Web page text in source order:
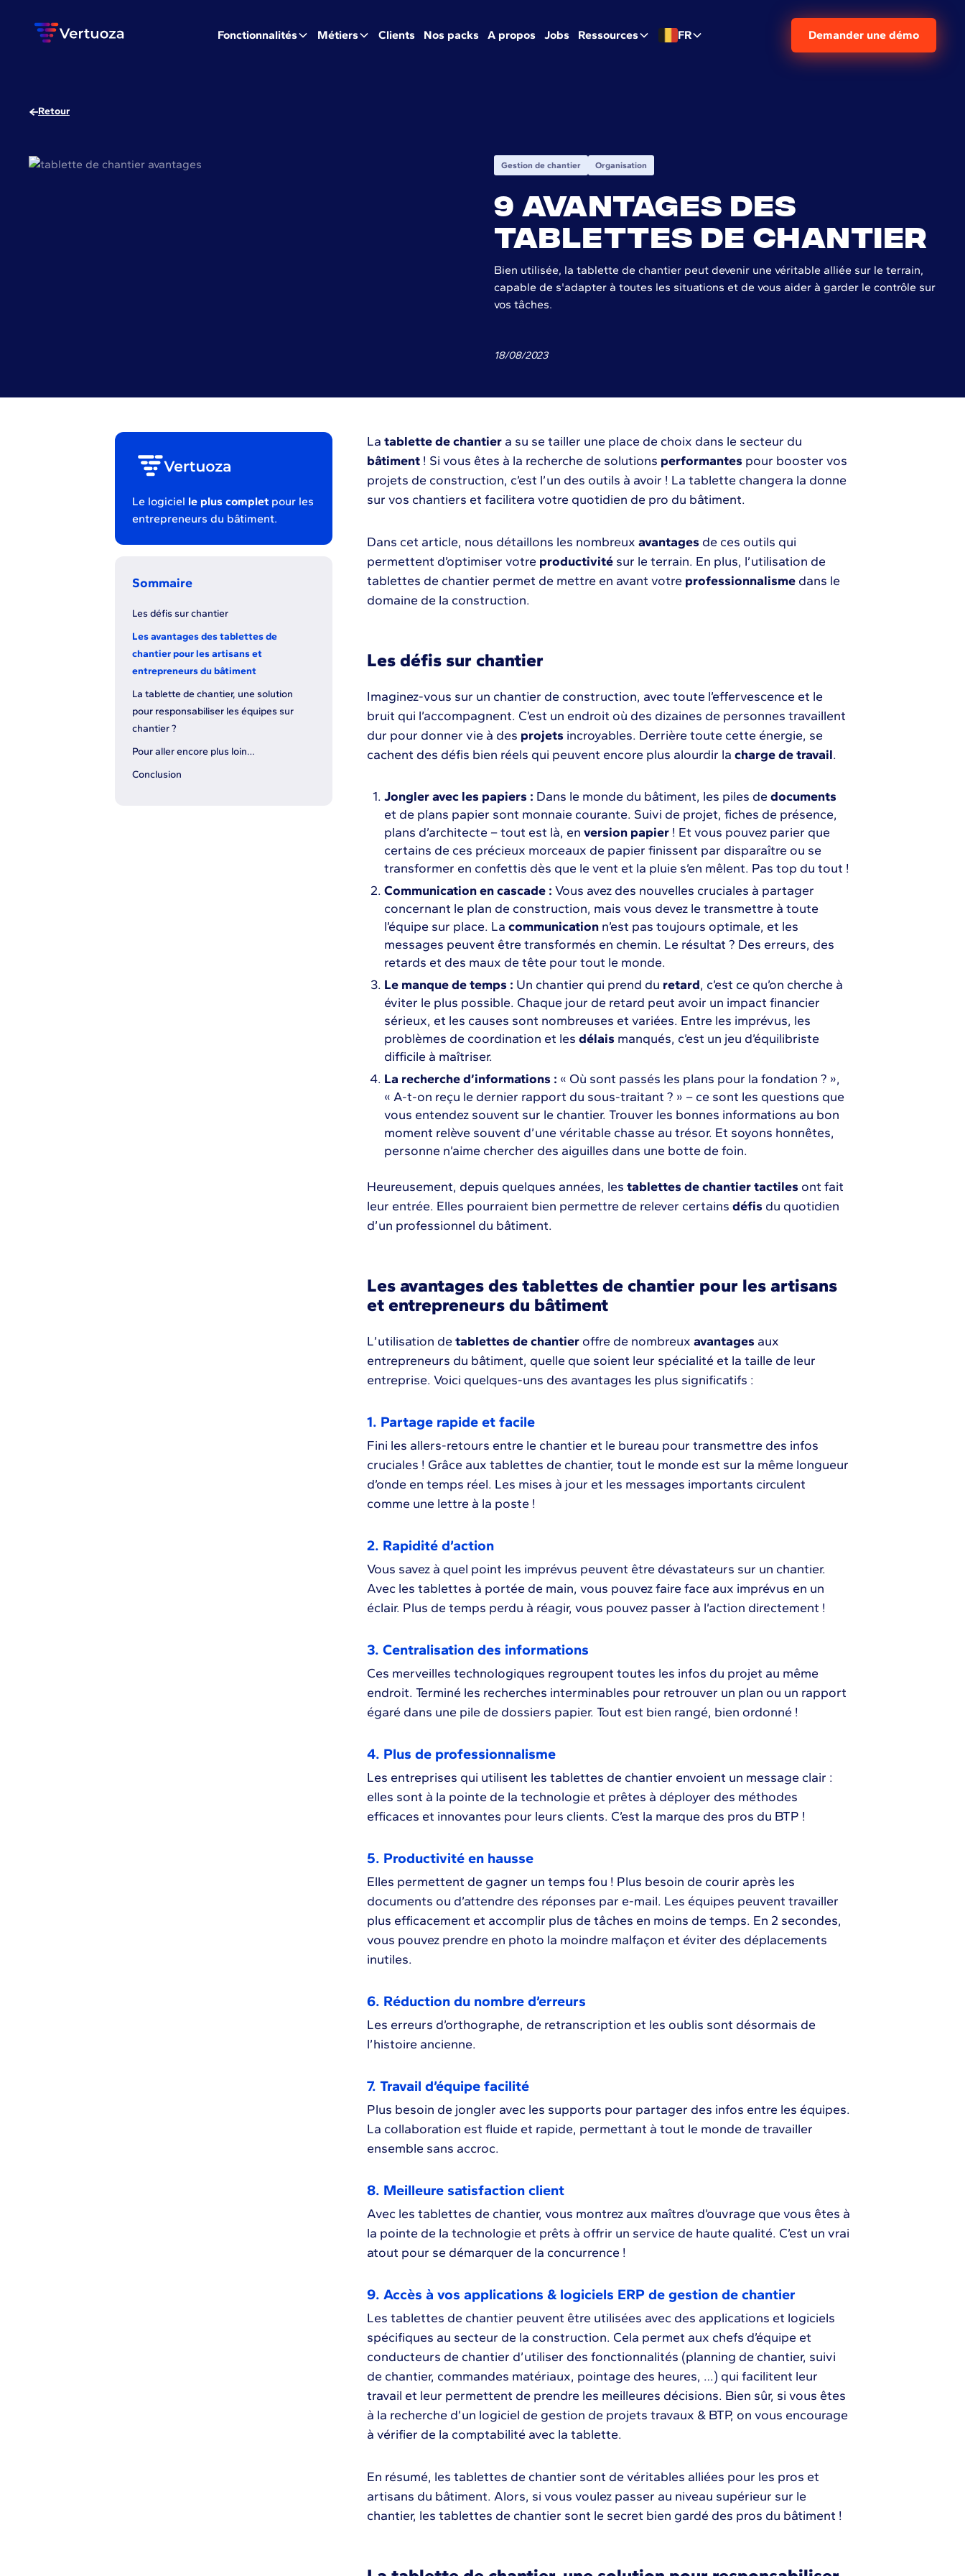
Fonctionnalités Métiers Clients Nos packs A propos Jobs Ressources FR Demander une démo
Retour
Gestion de chantier Organisation
9 avantages des
tablettes de chantier
Bien utilisée, la tablette de chantier peut devenir une véritable alliée sur le terrain,
capable de s'adapter à toutes les situations et de vous aider à garder le contrôle sur
vos tâches.
18/08/2023
Le logiciel le plus complet pour les
entrepreneurs du bâtiment.
Sommaire
Les défis sur chantier
Les avantages des tablettes de
chantier pour les artisans et
entrepreneurs du bâtiment
La tablette de chantier, une solution
pour responsabiliser les équipes sur
chantier ?
Pour aller encore plus loin…
Conclusion
La tablette de chantiera su se tailler une place de choix dans le secteur du
bâtiment! Si vous êtes à la recherche de solutions performantes pour booster vos
projets de construction, c’est l’un des outils à avoir ! La tablette changera la donne
sur vos chantiers et facilitera votre quotidien de pro du bâtiment.
Dans cet article, nous détaillons les nombreux avantages de ces outils qui
permettent d’optimiser votre productivitésur le terrain. En plus, l’utilisation de
tablettes de chantier permet de mettre en avant votre professionnalismedans le
domaine de la construction.
Les défis sur chantier
Imaginez-vous sur un chantier de construction, avec toute l’effervescence et le
bruit qui l’accompagnent. C’est un endroit où des dizaines de personnes travaillent
dur pour donner vie à des projets incroyables. Derrière toute cette énergie, se
cachent des défis bien réels qui peuvent encore plus alourdir la charge de travail.
Jongler avec les papiers : Dans le monde du bâtiment, les piles de documents
et de plans papier sont monnaie courante. Suivi de projet, fiches de présence,
plans d’architecte – tout est là, en version papier! Et vous pouvez parier que
certains de ces précieux morceaux de papier finissent par disparaître ou se
transformer en confettis dès que le vent et la pluie s’en mêlent. Pas top du tout !
Communication en cascade : Vous avez des nouvelles cruciales à partager
concernant le plan de construction, mais vous devez le transmettre à toute
l’équipe sur place. La communicationn’est pas toujours optimale, et les
messages peuvent être transformés en chemin. Le résultat ? Des erreurs, des
retards et des maux de tête pour tout le monde.
Le manque de temps : Un chantier qui prend du retard, c’est ce qu’on cherche à
éviter le plus possible. Chaque jour de retard peut avoir un impact financier
sérieux, et les causes sont nombreuses et variées. Entre les imprévus, les
problèmes de coordination et les délais manqués, c’est un jeu d’équilibriste
difficile à maîtriser.
La recherche d’informations : « Où sont passés les plans pour la fondation ? »,
« A-t-on reçu le dernier rapport du sous-traitant ? » – ce sont les questions que
vous entendez souvent sur le chantier. Trouver les bonnes informations au bon
moment relève souvent d’une véritable chasse au trésor. Et soyons honnêtes,
personne n’aime chercher des aiguilles dans une botte de foin.
Heureusement, depuis quelques années, les tablettes de chantier tactiles ont fait
leur entrée. Elles pourraient bien permettre de relever certains défis du quotidien
d’un professionnel du bâtiment.
Les avantages des tablettes de chantier pour les artisans
et entrepreneurs du bâtiment
L’utilisation de tablettes de chantieroffre de nombreux avantages aux
entrepreneurs du bâtiment, quelle que soient leur spécialité et la taille de leur
entreprise. Voici quelques-uns des avantages les plus significatifs :
1. Partage rapide et facile
Fini les allers-retours entre le chantier et le bureau pour transmettre des infos
cruciales ! Grâce aux tablettes de chantier, tout le monde est sur la même longueur
d’onde en temps réel. Les mises à jour et les messages importants circulent
comme une lettre à la poste !
2. Rapidité d’action
Vous savez à quel point les imprévus peuvent être dévastateurs sur un chantier.
Avec les tablettes à portée de main, vous pouvez faire face aux imprévus en un
éclair. Plus de temps perdu à réagir, vous pouvez passer à l’action directement !
3. Centralisation des informations
Ces merveilles technologiques regroupent toutes les infos du projet au même
endroit. Terminé les recherches interminables pour retrouver un plan ou un rapport
égaré dans une pile de dossiers papier. Tout est bien rangé, bien ordonné !
4. Plus de professionnalisme
Les entreprises qui utilisent les tablettes de chantier envoient un message clair :
elles sont à la pointe de la technologie et prêtes à déployer des méthodes
efficaces et innovantes pour leurs clients. C’est la marque des pros du BTP !
5. Productivité en hausse
Elles permettent de gagner un temps fou ! Plus besoin de courir après les
documents ou d’attendre des réponses par e-mail. Les équipes peuvent travailler
plus efficacement et accomplir plus de tâches en moins de temps. En 2 secondes,
vous pouvez prendre en photo la moindre malfaçon et éviter des déplacements
inutiles.
6. Réduction du nombre d’erreurs
Les erreurs d’orthographe, de retranscription et les oublis sont désormais de
l’histoire ancienne.
7. Travail d’équipe facilité
Plus besoin de jongler avec les supports pour partager des infos entre les équipes.
La collaboration est fluide et rapide, permettant à tout le monde de travailler
ensemble sans accroc.
8. Meilleure satisfaction client
Avec les tablettes de chantier, vous montrez aux maîtres d’ouvrage que vous êtes à
la pointe de la technologie et prêts à offrir un service de haute qualité. C’est un vrai
atout pour se démarquer de la concurrence !
9. Accès à vos applications & logiciels ERP de gestion de chantier
Les tablettes de chantier peuvent être utilisées avec des applications et logiciels
spécifiques au secteur de la construction. Cela permet aux chefs d’équipe et
conducteurs de chantier d’utiliser des fonctionnalités (planning de chantier, suivi
de chantier, commandes matériaux, pointage des heures, …) qui facilitent leur
travail et leur permettent de prendre les meilleures décisions. Bien sûr, si vous êtes
à la recherche d’un logiciel de gestion de projets travaux & BTP, on vous encourage
à vérifier de la comptabilité avec la tablette.
En résumé, les tablettes de chantier sont de véritables alliées pour les pros et
artisans du bâtiment. Alors, si vous voulez passer au niveau supérieur sur le
chantier, les tablettes de chantier sont le secret bien gardé des pros du bâtiment !